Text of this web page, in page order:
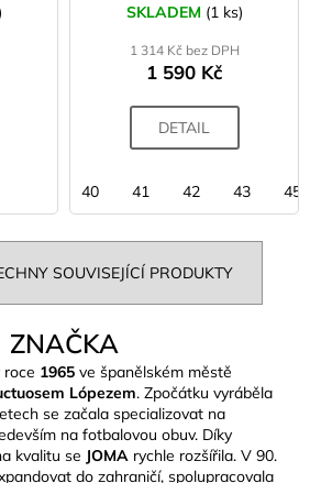
SKLADEM (1 ks)
1 314 Kč bez DPH
1 590 Kč
DETAIL
40 41 42 43 45
SOUVISEJÍCÍ PRODUKTY
ZNAČKA
roce 1965 ve španělském městě
Lópezem. Zpočátku vyráběla
se začala specializovat na
na fotbalovou obuv. Díky
kvalitu se JOMA rychle rozšířila. V 90.
do zahraničí, spolupracovala